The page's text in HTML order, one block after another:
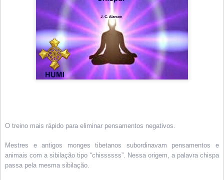
O treino mais rápido para eliminar pensamentos negativos.
Mestres e antigos monges tibetanos subordinavam pensamentos e
animais com a sibilação tipo “chissssss”. Nessa origem, a palavra chispa
passa pela mesma sibilação.